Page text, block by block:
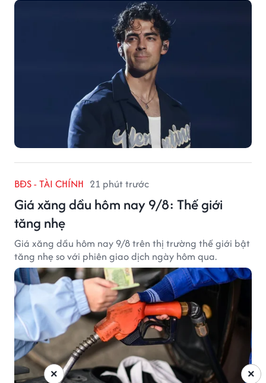
BĐS - TÀI CHÍNH 21 phút trước
Giá xăng dầu hôm nay 9/8: Thế giới
tăng nhẹ
Giá xăng dầu hôm nay 9/8 trên thị trường thế giới bật
tăng nhẹ so với phiên giao dịch ngày hôm qua.
×
×